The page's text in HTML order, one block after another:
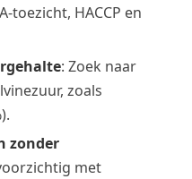
toezicht, HACCP en
: Zoek naar
zoals
zonder
met